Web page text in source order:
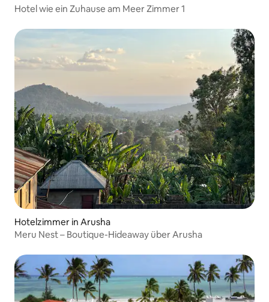
Hotel wie ein Zuhause am Meer Zimmer 1
Hotelzimmer in Arusha
Meru Nest – Boutique-Hideaway über Arusha